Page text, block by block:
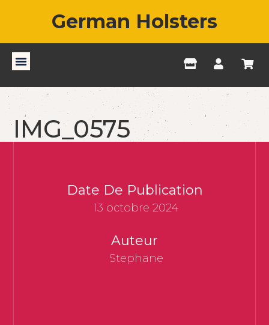
German Holsters
IMG_0575
Date De Publication
13 octobre 2024
Auteur
Stephane